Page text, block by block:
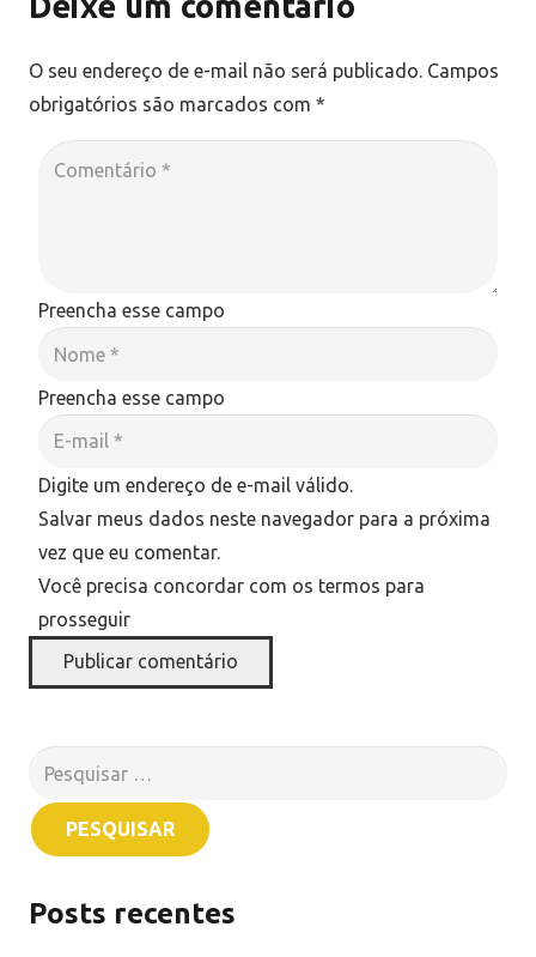
O seu endereço de e-mail não será publicado. Campos
obrigatórios são marcados com *
Preencha esse campo
Preencha esse campo
Digite um endereço de e-mail válido.
Salvar meus dados neste navegador para a próxima
vez que eu comentar.
Você precisa concordar com os termos para
prosseguir
Publicar comentário
Pesquisar
Posts recentes